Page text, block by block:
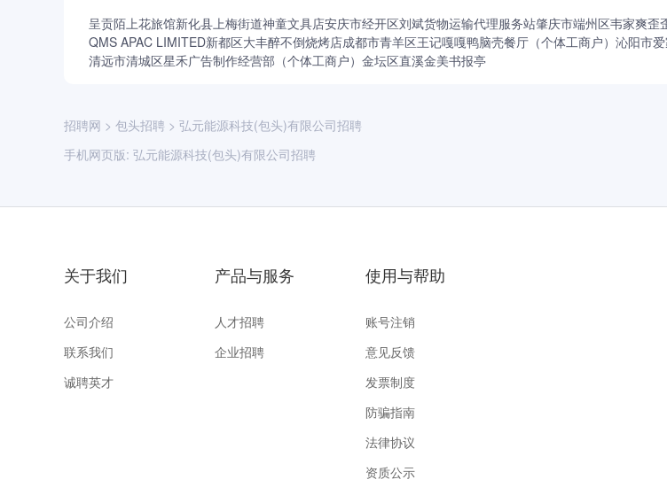
呈贡陌上花旅馆新化县上梅街道神童文具店安庆市经开区刘斌货物运输代理服务站肇庆市端州区韦家爽歪
QMS APAC LIMITED新都区大丰醉不倒烧烤店成都市青羊区王记嘎嘎鸭脑壳餐厅（个体工商户） 沁阳市
清远市清城区星禾广告制作经营部（个体工商户） 金坛区直溪金美书报亭
招聘网 > 包头招聘 > 弘元能源科技(包头)有限公司招聘
手机网页版: 弘元能源科技(包头)有限公司招聘
关于我们
公司介绍
联系我们
诚聘英才
产品与服务
人才招聘
企业招聘
使用与帮助
账号注销
意见反馈
发票制度
防骗指南
法律协议
资质公示